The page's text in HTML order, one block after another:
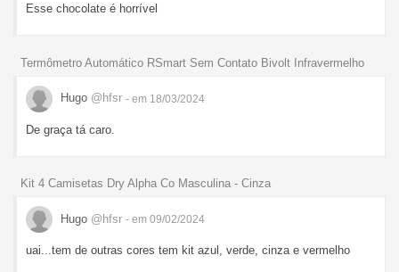
Esse chocolate é horrível
Termômetro Automático RSmart Sem Contato Bivolt Infravermelho
Hugo @hfsr - em 18/03/2024
De graça tá caro.
Kit 4 Camisetas Dry Alpha Co Masculina - Cinza
Hugo @hfsr - em 09/02/2024
uai...tem de outras cores tem kit azul, verde, cinza e vermelho